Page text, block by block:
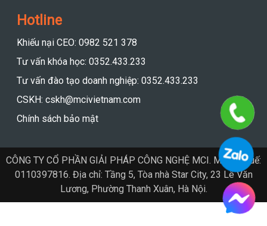
Hotline
Khiếu nại CEO: 0982 521 378
Tư vấn khóa học: 0352.433.233
Tư vấn đào tạo doanh nghiệp: 0352.433.233
CSKH: cskh@mcivietnam.com
Chính sách bảo mật
CÔNG TY CỔ PHẦN GIẢI PHÁP CÔNG NGHỆ MCI. Mã số thuế:
0110397816. Địa chỉ: Tầng 5, Tòa nhà Star City, 23 Lê Văn
Lương, Phường Thanh Xuân, Hà Nội.